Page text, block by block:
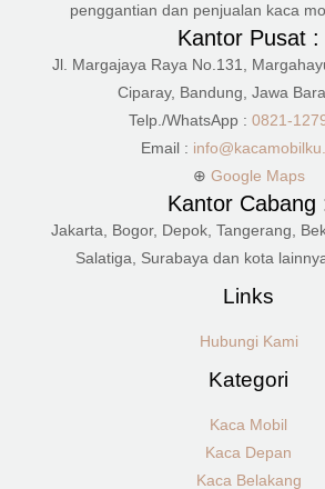
penggantian dan penjualan kaca
Kantor Pusat :
Jl. Margajaya Raya No.131,
Ciparay, Bandung, Jawa
Telp./WhatsApp : 0821-
Email :
⊕ Google Maps
Kantor Cabang
Jakarta, Bogor, Depok, Tangerang,
Salatiga, Surabaya dan kota
Links
Hubungi Kami
Kategori
Kaca Mobil
Kaca Depan
Kaca Belakang